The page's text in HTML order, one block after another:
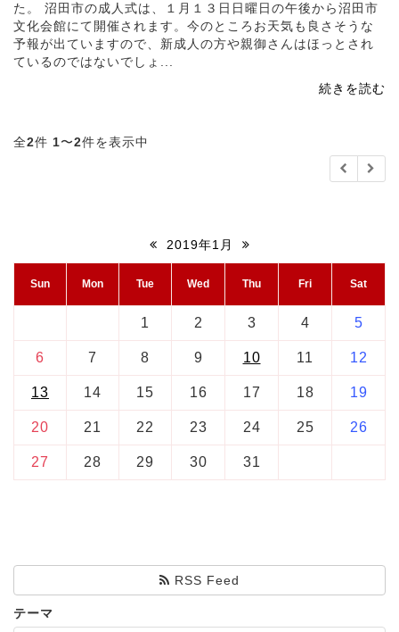
2019年1月
Sun Mon Tue Wed Thu Fri Sat
1 2 3 4 5
6 7 8 9 10 11 12
13 14 15 16 17 18 19
20 21 22 23 24 25 26
27 28 29 30 31
RSS Feed
テーマ
た。 沼田市の成人式は、１月１３日日曜日の午後から沼田市
文化会館にて開催されます。今のところお天気も良さそうな
予報が出ていますので、新成人の方や親御さんはほっとされ
ているのではないでしょ...
続きを読む
全2件 1〜2件を表示中